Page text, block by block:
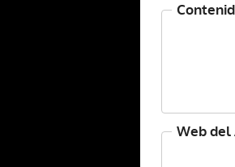
Web del